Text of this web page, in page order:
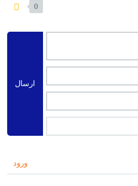
0
ارسال
ورود